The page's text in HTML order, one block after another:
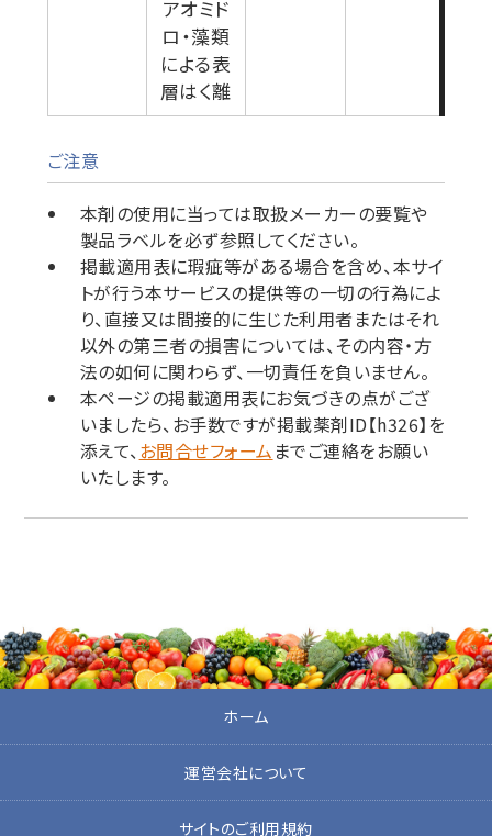
アオミド
ロ・藻類
による表
層はく離
ご注意
本剤の使用に当っては取扱メーカーの要覧や
製品ラベルを必ず参照してください。
掲載適用表に瑕疵等がある場合を含め、本サイ
トが行う本サービスの提供等の一切の行為によ
り、直接又は間接的に生じた利用者またはそれ
以外の第三者の損害については、その内容・方
法の如何に関わらず、一切責任を負いません。
本ページの掲載適用表にお気づきの点がござ
いましたら、お手数ですが掲載薬剤ID【h326】を
添えて、お問合せフォーム までご連絡をお願い
いたします。
ホーム
運営会社について
サイトのご利用規約